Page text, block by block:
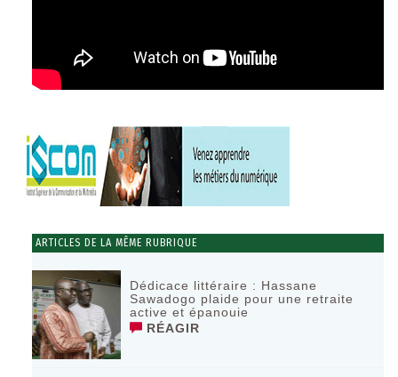
ARTICLES DE LA MÊME RUBRIQUE
Dédicace littéraire : Hassane
Sawadogo plaide pour une retraite
active et épanouie
RÉAGIR